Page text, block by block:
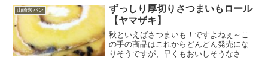
た。調度安売りしていたのでほどなく購
入。蒸しケーキはいろい...
山崎製パン
ずっしり厚切りさつまいもロール
【ヤマザキ】
秋といえばさつまいも！ですよねぇ～こ
の手の商品はこれからどんどん発売にな
りそうですが、早くもおいしそうなさつ